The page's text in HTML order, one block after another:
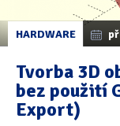
HARDWARE
Tvorba 3D
bez použití
Export)